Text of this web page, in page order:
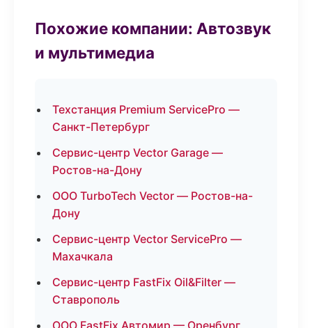
Похожие компании: Автозвук
и мультимедиа
Техстанция Premium ServicePro —
Санкт-Петербург
Сервис-центр Vector Garage —
Ростов-на-Дону
ООО TurboTech Vector — Ростов-на-
Дону
Сервис-центр Vector ServicePro —
Махачкала
Сервис-центр FastFix Oil&Filter —
Ставрополь
ООО FastFix Автомир — Оренбург